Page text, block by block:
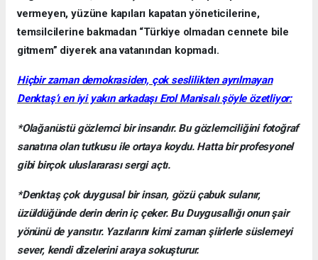
vermeyen, yüzüne kapıları kapatan yöneticilerine,
temsilcilerine bakmadan “Türkiye olmadan cennete bile
gitmem” diyerek ana vatanından kopmadı.
Hiçbir zaman demokrasiden, çok seslilikten ayrılmayan
Denktaş’ı en iyi yakın arkadaşı Erol Manisalı şöyle özetliyor:
*Olağanüstü gözlemci bir insandır. Bu gözlemciliğini fotoğraf
sanatına olan tutkusu ile ortaya koydu. Hatta bir profesyonel
gibi birçok uluslararası sergi açtı.
*Denktaş çok duygusal bir insan, gözü çabuk sulanır,
üzüldüğünde derin derin iç çeker. Bu Duygusallığı onun şair
yönünü de yansıtır. Yazılarını kimi zaman şiirlerle süslemeyi
sever, kendi dizelerini araya sokuşturur.